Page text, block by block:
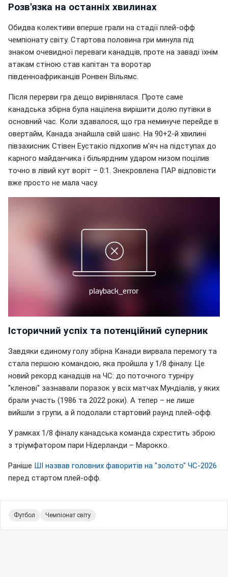
Розв'язка на останніх хвилинах
Обидва колективи вперше грали на стадії плей-офф
чемпіонату світу. Стартова половина гри минула під
знаком очевидної переваги канадців, проте на заваді їхнім
атакам стіною став капітан та воротар
південноафриканців Ронвен Вільямс.
Після перерви гра дещо вирівнялася. Проте саме
канадська збірна була націлена вирішити долю путівки в
основний час. Коли здавалося, що гра неминуче перейде в
овертайм, Канада знайшла свій шанс. На 90+2-й хвилині
півзахисник Стівен Еустакіо підхопив м'яч на підступах до
карного майданчика і більярдним ударом низом поцілив
точно в лівий кут воріт – 0:1. Знекровлена ПАР відповісти
вже просто не мала часу.
Історичний успіх та потенційний суперник
Завдяки єдиному голу збірна Канади вирвала перемогу та
стала першою командою, яка пройшла у 1/8 фіналу. Це
новий рекорд канадців на ЧС: до поточного турніру
"кленові" зазнавали поразок у всіх матчах Мундіалів, у яких
брали участь (1986 та 2022 роки). А тепер – не лише
вийшли з групи, а й подолали стартовий раунд плей-офф.
У рамках 1/8 фіналу канадська команда схрестить зброю
з тріумфатором пари Нідерланди – Марокко.
Раніше ШІ назвав головних фаворитів на "золото" ЧС-2026
перед стартом плей-офф.
Футбол Чемпіонат світу